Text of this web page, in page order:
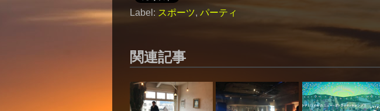
Label: スポーツ, パーティ
関連記事